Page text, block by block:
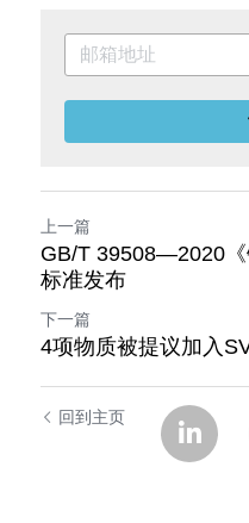
上一篇
GB/T 39508—2020《
标准发布
下一篇
4项物质被提议加入
回到主页